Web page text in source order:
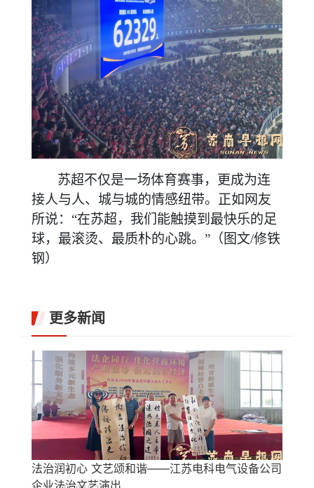
苏超不仅是一场体育赛事，更成为连
接人与人、城与城的情感纽带。正如网友
所说： “在苏超，我们能触摸到最快乐的足
球，最滚烫、最质朴的心跳。”（ 图文/修铁
钢）
更多新闻
法治润初心 文艺颂和谐——江苏电科电气设备公司